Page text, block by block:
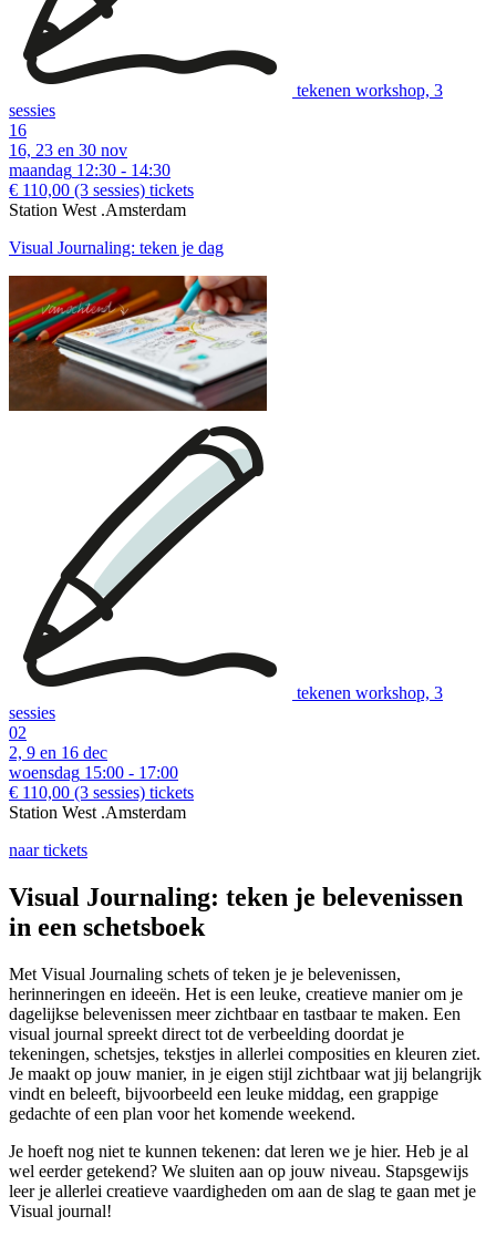
tekenen workshop, 3
sessies
16
16, 23 en 30 nov
maandag 12:30 - 14:30
€ 110,00 (3 sessies) tickets
Station West .Amsterdam
Visual Journaling: teken je dag
tekenen workshop, 3
sessies
02
2, 9 en 16 dec
woensdag 15:00 - 17:00
€ 110,00 (3 sessies) tickets
Station West .Amsterdam
naar tickets
Visual Journaling: teken je belevenissen
in een schetsboek
Met Visual Journaling schets of teken je je belevenissen,
herinneringen en ideeën. Het is een leuke, creatieve manier om je
dagelijkse belevenissen meer zichtbaar en tastbaar te maken. Een
visual journal spreekt direct tot de verbeelding doordat je
tekeningen, schetsjes, tekstjes in allerlei composities en kleuren ziet.
Je maakt op jouw manier, in je eigen stijl zichtbaar wat jij belangrijk
vindt en beleeft, bijvoorbeeld een leuke middag, een grappige
gedachte of een plan voor het komende weekend.
Je hoeft nog niet te kunnen tekenen: dat leren we je hier. Heb je al
wel eerder getekend? We sluiten aan op jouw niveau. Stapsgewijs
leer je allerlei creatieve vaardigheden om aan de slag te gaan met je
Visual journal!